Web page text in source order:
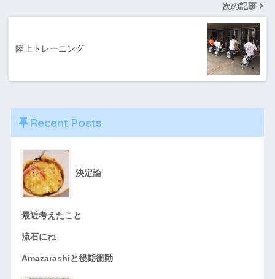
次の記事
陸上トレーニング
Recent Posts
決定論
最近考えたこと
流石にね
Amazarashiと後期衝動